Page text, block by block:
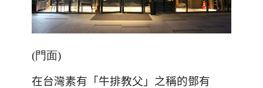
(門面)
在台灣素有「牛排教父」之稱的鄧有